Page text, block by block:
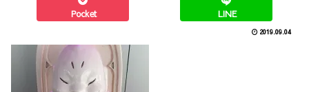
Pocket LINE
2019.09.04